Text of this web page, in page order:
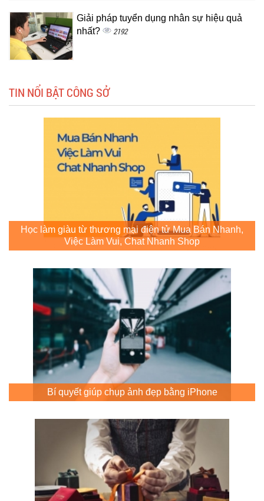
Giải pháp tuyển dụng nhân sự hiệu quả
nhất?
2192
TIN NỔI BẬT CÔNG SỞ
Học làm giàu từ thương mại điện tử Mua Bán Nhanh,
Việc Làm Vui, Chat Nhanh Shop
Bí quyết giúp chụp ảnh đẹp bằng iPhone